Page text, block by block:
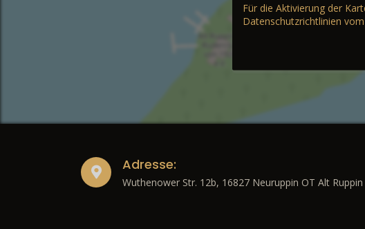
Für die Aktivierung der
Datenschutzrichtlinien
Adresse:
Wuthenower Str. 12b, 16827 Neuruppin OT Alt Ruppin